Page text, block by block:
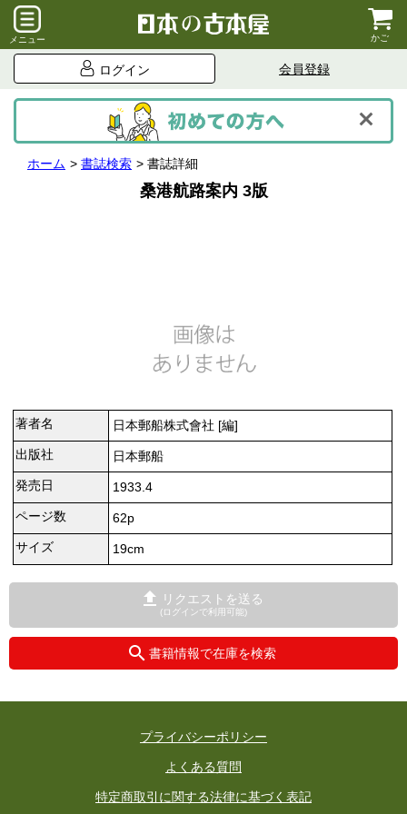
メニュー かご
ログイン 会員登録
ホーム 書誌検索 書誌詳細
桑港航路案内 3版
著者名
日本郵船株式會社 [編]
出版社
日本郵船
発売日
1933.4
ページ数
62p
サイズ
19cm
リクエストを送る
(ログインで利用可能)
書籍情報で在庫を検索
プライバシーポリシー
よくある質問
特定商取引に関する法律に基づく表記